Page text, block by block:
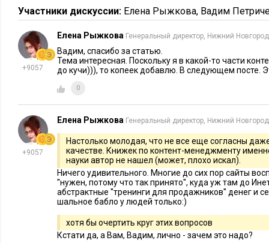
Наверное, именно здесь, на уровне КМ-С можно и нужно
структуры сайта или ресурса (с учетом его блогосферы,
собирать данные о результатах работы, анализировать их,
характеристики или показатели (посещаемость,
нахождения на сайте) со смысловыми (конвертация,
оценку или имидж организации).
Ху из КМр-С? Опытный и квалифицированный
какой-то специфической сфере бизнеса, его отрасли или
только бизнеса - в любой сфере общественной жизни,
целевой. Но для малого предприятия можно сказать
директора, либо руководитель службы, отдела.
Где в сети находится профплощадка КМр-С? По
на Е-xecutive (см. разделы дискуссий). Это хорошо
личному опыту. Что в этом отношении представляет,
Участники дискуссии: Елена Рыжкова, Вадим
+9057
Елена Рыжкова Генеральный директор, Нижний Новгород
Вадим, спасибо за статью.
Тема интересная. Поскольку я в какой-то части
до кучи))), то копеек добавлю. В следующем посте.
0
+9057
Елена Рыжкова Генеральный директор, Нижний Новгород
Настолько молодая, что не все еще согласны
качестве. Книжек по контент-менеджменту
науки автор не нашел (может, плохо искал).
Ничего удивительного. Многие до сих пор сайты
''нужен, потому что так принято'', куда уж там до
абстрактные ''тренинги для продажников'' денег и
шальное бабло у людей только:)
хотя бы очертить круг этих вопросов
Кстати да, а Вам, Вадим, лично - зачем это надо?